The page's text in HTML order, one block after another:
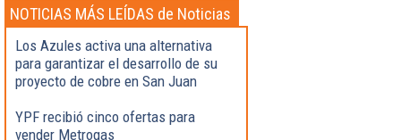
NOTICIAS MÁS LEÍDAS de Noticias
Destacadas
Los Azules activa una alternativa
para garantizar el desarrollo de su
proyecto de cobre en San Juan
YPF recibió cinco ofertas para
vender Metrogas